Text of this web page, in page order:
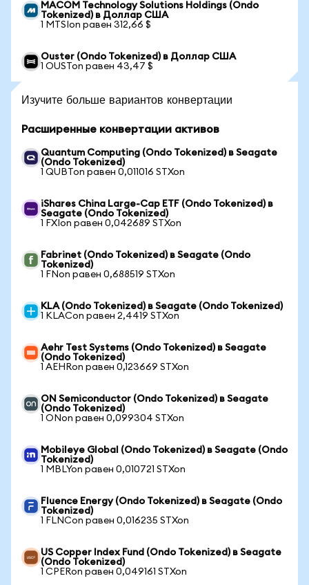
MACOM Technology Solutions Holdings (Ondo
Tokenized) в Доллар США
1 MTSIon равен 312,66 $
Ouster (Ondo Tokenized) в Доллар США
1 OUSTon равен 43,47 $
Изучите больше вариантов конвертации
Расширенные конвертации активов
Quantum Computing (Ondo Tokenized) в Seagate
(Ondo Tokenized)
1 QUBTon равен 0,011016 STXon
iShares China Large-Cap ETF (Ondo Tokenized) в
Seagate (Ondo Tokenized)
1 FXIon равен 0,042689 STXon
Fabrinet (Ondo Tokenized) в Seagate (Ondo
Tokenized)
1 FNon равен 0,688519 STXon
KLA (Ondo Tokenized) в Seagate (Ondo Tokenized)
1 KLACon равен 2,4419 STXon
Aehr Test Systems (Ondo Tokenized) в Seagate
(Ondo Tokenized)
1 AEHRon равен 0,123669 STXon
ON Semiconductor (Ondo Tokenized) в Seagate
(Ondo Tokenized)
1 ONon равен 0,099304 STXon
Mobileye Global (Ondo Tokenized) в Seagate (Ondo
Tokenized)
1 MBLYon равен 0,010721 STXon
Fluence Energy (Ondo Tokenized) в Seagate (Ondo
Tokenized)
1 FLNCon равен 0,016235 STXon
US Copper Index Fund (Ondo Tokenized) в Seagate
(Ondo Tokenized)
1 CPERon равен 0,049161 STXon